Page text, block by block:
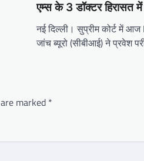
एम्स के 3 डॉक्टर हिरासत में
नई दिल्ली। सुप्रीम कोर्ट में
जांच ब्यूरो (सीबीआई) ने प्रवेश
marked *